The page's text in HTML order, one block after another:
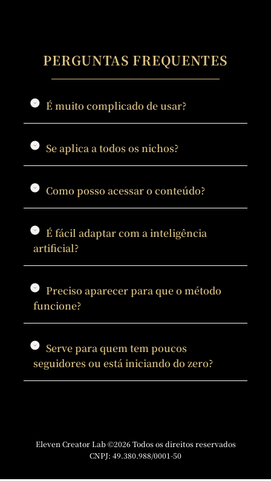
PERGUNTAS FREQUENTES
É muito complicado de usar?
Se aplica a todos os nichos?
Como posso acessar o conteúdo?
É fácil adaptar com a inteligência
artificial?
Preciso aparecer para que o método
funcione?
Serve para quem tem poucos
seguidores ou está iniciando do zero?
Eleven Creator Lab ©2026 Todos os direitos reservados
CNPJ: 49.380.988/0001-50